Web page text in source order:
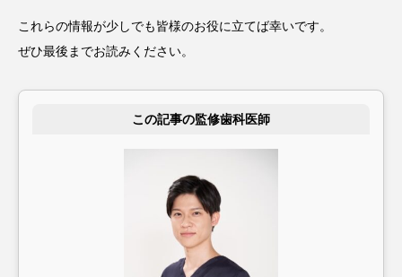
これらの情報が少しでも皆様のお役に立てば幸いです。
ぜひ最後までお読みください。
この記事の監修歯科医師